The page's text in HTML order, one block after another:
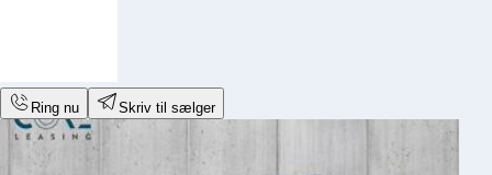
Ring nu Skriv til sælger